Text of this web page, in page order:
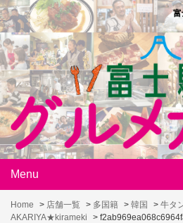
Skip
to
content
Menu
Home > 店舗一覧 > 多国籍 > 韓国 > 牛タ
AKARIYA★kirameki
>